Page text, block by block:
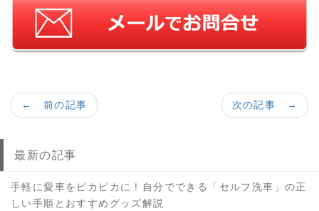
次の記事 →
← 前の記事
最新の記事
手軽に愛車をピカピカに！自分でできる「セルフ洗車」の正
しい手順とおすすめグッズ解説